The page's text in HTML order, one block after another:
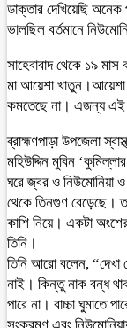
ডাক্তার দেখিয়েছি অনেক
ভালছিল বর্তমানে
সাহেবাবাদ থেকে ১৯
মা আয়েশা
কমতেছে না। এজন্য এই
ব্রাহ্মণপাড়া উপজেলা
মহিউদ্দিন মুবিন
ঘরে জ্বর ও নিউমোনিয়া
থেকে তিনগুণ বেড়েছে।
কাশি নিয়ে। একটা
তিনি।
তিনি আরো বলেন,
নাই। কিন্তু নাক বন্ধ
পারে না। বাচ্চা ঘুমাতে